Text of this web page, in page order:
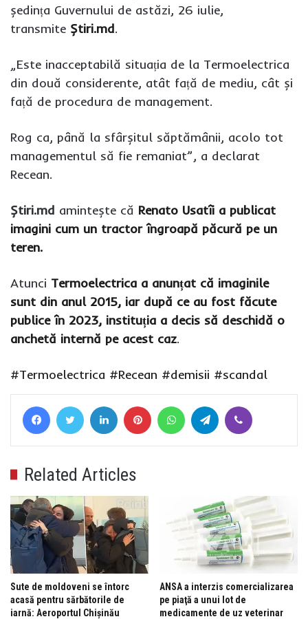
ședința Guvernului de astăzi, 26 iulie,
transmite Știri.md.
„Este inacceptabilă situația de la Termoelectrica
din două considerente, atât față de mediu, cât și
față de procedura de management.
Rog ca, până la sfârșitul săptămânii, acolo tot
managementul să fie remaniat”, a declarat
Recean.
Știri.md amintește că Renato Usatîi a publicat
imagini cum un tractor îngroapă păcură pe un
teren.
Atunci Termoelectrica a anunțat că imaginile
sunt din anul 2015, iar după ce au fost făcute
publice în 2023, instituția a decis să deschidă o
anchetă internă pe acest caz.
#Termoelectrica #Recean #demisii #scandal
FacebookTwitter LinkedIn Pinterest WhatsAppTelegram
Related Articles
Sute de moldoveni se întorc
acasă pentru sărbătorile de
iarnă: Aeroportul Chișinău
ANSA a interzis comercializarea
pe piaţă a unui lot de
medicamente de uz veterinar